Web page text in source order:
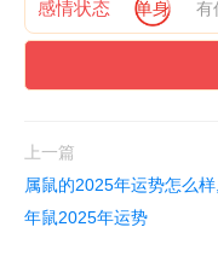
感情状态 单身 有
上一篇
属鼠的2025年运势怎么
年鼠2025年运势